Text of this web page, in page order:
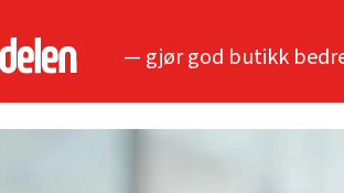
— gjør god butikk